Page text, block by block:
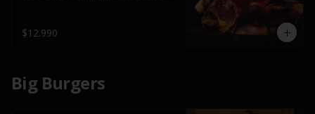
$12.990
Big Burgers